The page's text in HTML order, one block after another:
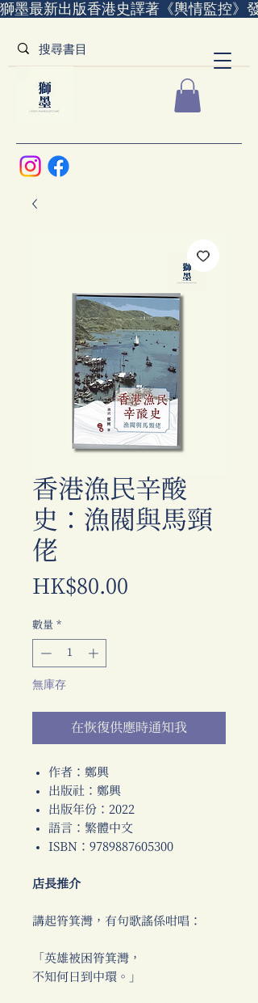
獅墨最新出版香港史譯著《輿情監控》
香港漁民辛酸
史：漁閥與馬頸
佬
HK$80.00
數量 *
無庫存
在恢復供應時通知我
作者：鄭興
出版社：鄭興
出版年份：2022
語言：繁體中文
ISBN：9789887605300
店長推介
講起筲箕灣，有句歌謠係咁唱：
「英雄被困筲箕灣，
不知何日到中環。」